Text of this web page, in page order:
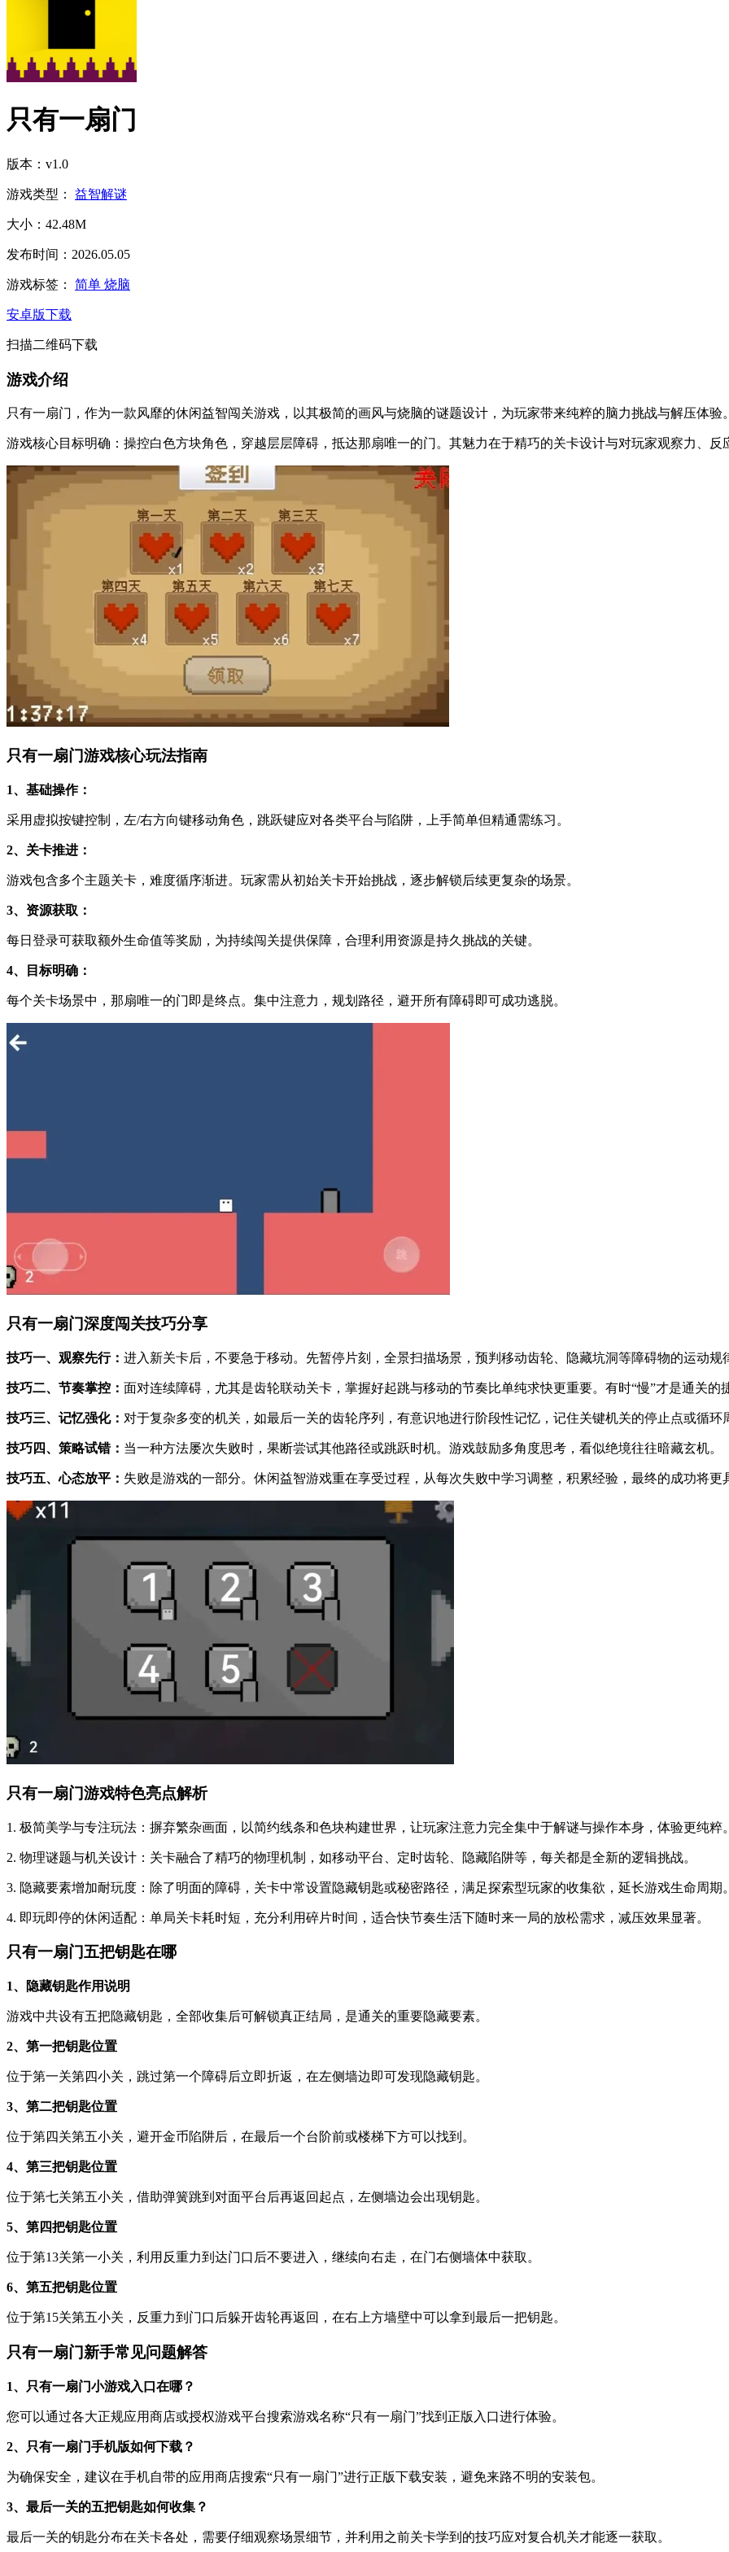
只有一扇门
版本：v1.0
游戏类型： 益智解谜
大小：42.48M
发布时间：2026.05.05
游戏标签： 简单 烧脑
安卓版下载
扫描二维码下载
游戏介绍
只有一扇门，作为一款风靡的休闲益智闯关游戏，以其极简的画风与烧脑的谜题设计，为玩家带来纯粹的脑力挑战与解压体验。
游戏核心目标明确：操控白色方块角色，穿越层层障碍，抵达那扇唯一的门。其魅力在于精巧的关卡设计与对玩家观察力、反
只有一扇门游戏核心玩法指南
1、基础操作：
采用虚拟按键控制，左/右方向键移动角色，跳跃键应对各类平台与陷阱，上手简单但精通需练习。
2、关卡推进：
游戏包含多个主题关卡，难度循序渐进。玩家需从初始关卡开始挑战，逐步解锁后续更复杂的场景。
3、资源获取：
每日登录可获取额外生命值等奖励，为持续闯关提供保障，合理利用资源是持久挑战的关键。
4、目标明确：
每个关卡场景中，那扇唯一的门即是终点。集中注意力，规划路径，避开所有障碍即可成功逃脱。
只有一扇门深度闯关技巧分享
技巧一、观察先行： 进入新关卡后，不要急于移动。先暂停片刻，全景扫描场景，预判移动齿轮、隐藏坑洞等障碍物的运动规
技巧二、节奏掌控： 面对连续障碍，尤其是齿轮联动关卡，掌握好起跳与移动的节奏比单纯求快更重要。有时“慢”才是通关的
技巧三、记忆强化： 对于复杂多变的机关，如最后一关的齿轮序列，有意识地进行阶段性记忆，记住关键机关的停止点或循环
技巧四、策略试错： 当一种方法屡次失败时，果断尝试其他路径或跳跃时机。游戏鼓励多角度思考，看似绝境往往暗藏玄机。
技巧五、心态放平： 失败是游戏的一部分。休闲益智游戏重在享受过程，从每次失败中学习调整，积累经验，最终的成功将更
只有一扇门游戏特色亮点解析
1. 极简美学与专注玩法：摒弃繁杂画面，以简约线条和色块构建世界，让玩家注意力完全集中于解谜与操作本身，体验更纯粹。
2. 物理谜题与机关设计：关卡融合了精巧的物理机制，如移动平台、定时齿轮、隐藏陷阱等，每关都是全新的逻辑挑战。
3. 隐藏要素增加耐玩度：除了明面的障碍，关卡中常设置隐藏钥匙或秘密路径，满足探索型玩家的收集欲，延长游戏生命周期。
4. 即玩即停的休闲适配：单局关卡耗时短，充分利用碎片时间，适合快节奏生活下随时来一局的放松需求，减压效果显著。
只有一扇门五把钥匙在哪
1、隐藏钥匙作用说明
游戏中共设有五把隐藏钥匙，全部收集后可解锁真正结局，是通关的重要隐藏要素。
2、第一把钥匙位置
位于第一关第四小关，跳过第一个障碍后立即折返，在左侧墙边即可发现隐藏钥匙。
3、第二把钥匙位置
位于第四关第五小关，避开金币陷阱后，在最后一个台阶前或楼梯下方可以找到。
4、第三把钥匙位置
位于第七关第五小关，借助弹簧跳到对面平台后再返回起点，左侧墙边会出现钥匙。
5、第四把钥匙位置
位于第13关第一小关，利用反重力到达门口后不要进入，继续向右走，在门右侧墙体中获取。
6、第五把钥匙位置
位于第15关第五小关，反重力到门口后躲开齿轮再返回，在右上方墙壁中可以拿到最后一把钥匙。
只有一扇门新手常见问题解答
1、只有一扇门小游戏入口在哪？
您可以通过各大正规应用商店或授权游戏平台搜索游戏名称“只有一扇门”找到正版入口进行体验。
2、只有一扇门手机版如何下载？
为确保安全，建议在手机自带的应用商店搜索“只有一扇门”进行正版下载安装，避免来路不明的安装包。
3、最后一关的五把钥匙如何收集？
最后一关的钥匙分布在关卡各处，需要仔细观察场景细节，并利用之前关卡学到的技巧应对复合机关才能逐一获取。